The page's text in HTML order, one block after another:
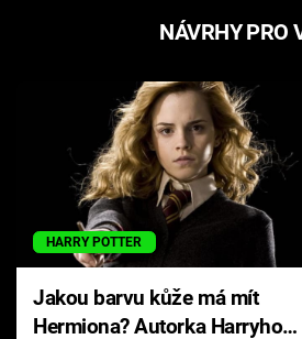
NÁVRHY PRO
HARRY POTTER
Jakou barvu kůže má mít
Hermiona? Autorka Harryho